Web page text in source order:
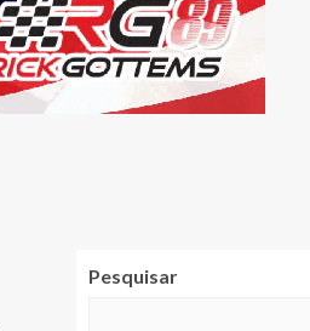
Pesquisar